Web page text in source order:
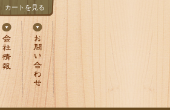
カートを見る